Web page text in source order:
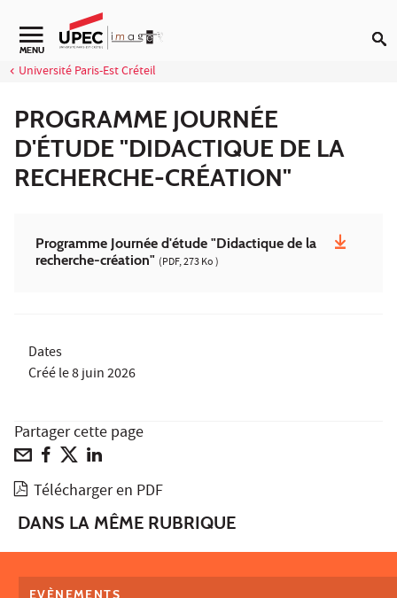
Aller au contenu
Navigation secondaire
MENU
Université Paris-Est Créteil
PROGRAMME JOURNÉE
D'ÉTUDE "DIDACTIQUE DE LA
RECHERCHE-CRÉATION"
Programme Journée d'étude "Didactique de la
recherche-création" (PDF, 273 Ko )
Dates
Créé le8 juin 2026
Partager cette page
Télécharger en PDF
DANS LA MÊME RUBRIQUE
EVÈNEMENTS